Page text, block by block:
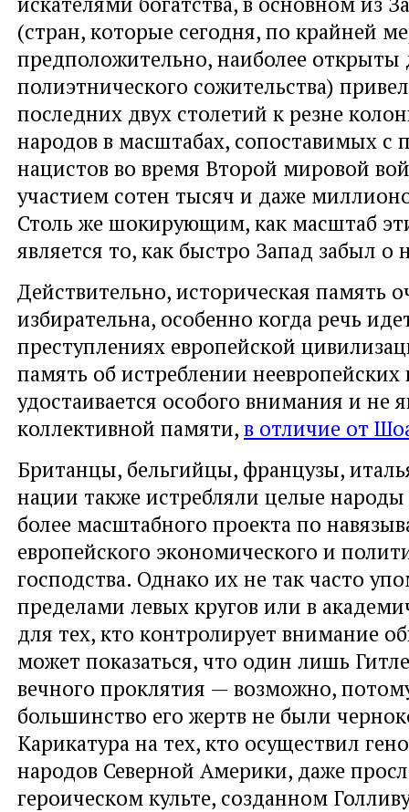
(стран, которые сегодня, по крайней
предположительно, наиболее открыты
полиэтнического сожительства)
последних двух столетий к резне
народов в масштабах, сопоставимых с
нацистов во время Второй мировой
участием сотен тысяч и даже
Столь же шокирующим, как масштаб
является то, как быстро Запад забыл о
Действительно, историческая память
избирательна, особенно когда речь
преступлениях европейской
память об истреблении неевропейских
удостаивается особого внимания и не
коллективной памяти, в отличие от
Британцы, бельгийцы, французы,
нации также истребляли целые народы
более масштабного проекта по
европейского экономического и
господства. Однако их не так часто
пределами левых кругов или в
для тех, кто контролирует внимание
может показаться, что один лишь
вечного проклятия — возможно,
большинство его жертв не были
Карикатура на тех, кто осуществил
народов Северной Америки, даже
героическом культе, созданном